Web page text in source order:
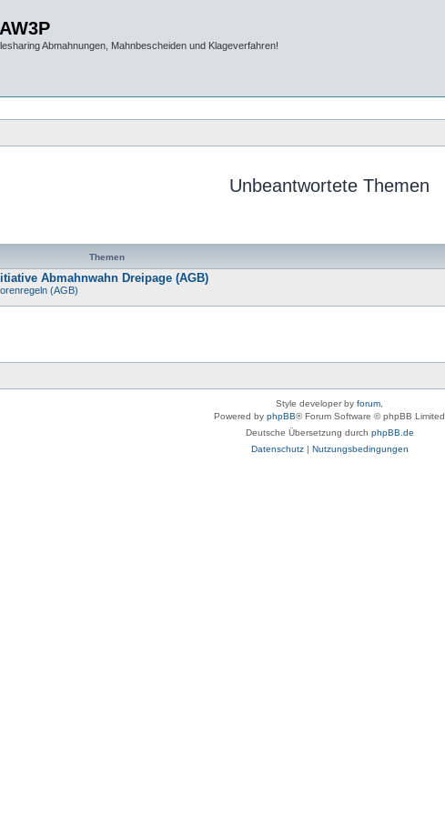
Abmahnungen, Mahnbescheiden und Klageverfahren!
Unbeantwortete Themen
Themen
Abmahnwahn Dreipage (AGB)
(AGB)
Style developer by forum
Powered by phpBB® Forum Software © phpBB Limited
Deutsche Übersetzung durch phpBB.de
Datenschutz| Nutzungsbedingungen